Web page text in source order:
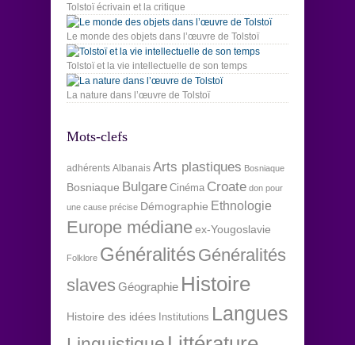
Tolstoï écrivain et la critique
Le monde des objets dans l’œuvre de Tolstoï
Tolstoï et la vie intellectuelle de son temps
La nature dans l’œuvre de Tolstoï
Mots-clefs
adhérents Albanais Arts plastiques Bosniaque
Bosniaque Bulgare Cinéma Croate don pour
une cause précise Démographie Ethnologie
Europe médianeex-Yougoslavie
Folklore Généralités Généralités
slaves Géographie Histoire
Histoire des idées Institutions Langues